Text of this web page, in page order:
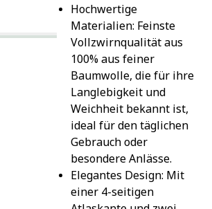
Hochwertige
Materialien: Feinste
Vollzwirnqualität aus
100% aus feiner
Baumwolle, die für ihre
Langlebigkeit und
Weichheit bekannt ist,
ideal für den täglichen
Gebrauch oder
besondere Anlässe.
Elegantes Design: Mit
einer 4-seitigen